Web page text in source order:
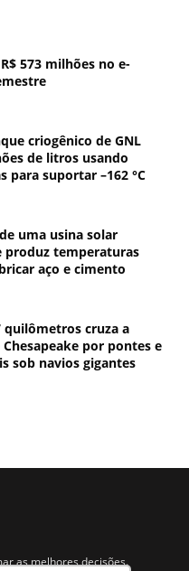
573 milhões no e-
criogênico de GNL
de litros usando
para suportar –162 °C
uma usina solar
produz temperaturas
aço e cimento
quilômetros cruza a
por pontes e
sob navios gigantes
as melhores decisões.